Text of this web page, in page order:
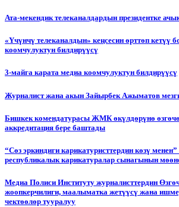
Ата-мекендик телеканалдардын президентке
«Үчүнчү телеканалдын» кеңсесин өрттөп кетүү
коомчулуктун билдирүүсү
3-майга карата медиа коомчулуктун билдирүүсү
Журналист жана акын Зайырбек Ажыматов
Бишкек комендатурасы ЖМК өкүлдөрүнө
аккредитация бере баштады
“Сөз эркиндиги карикатуристтердин көзү
республикалык карикатуралар сынагынын
Медиа Полиси Институту журналисттердин
жоопкерчилиги, маалыматка жетүүсү жана
чектөөлөр тууралуу